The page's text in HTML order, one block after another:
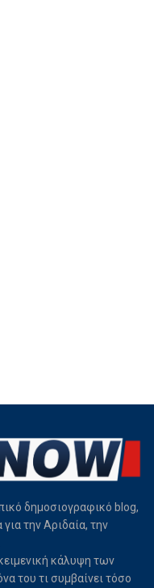
δημοσιογραφικό blog,
την Αριδαία, την
κάλυψη των
του τι συμβαίνει τόσο